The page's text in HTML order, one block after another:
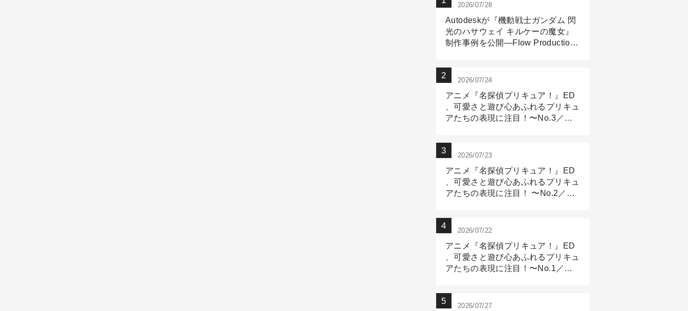
2026/07/28
Autodeskが『機動戦士ガンダム 閃
光のハサウェイ キルケーの魔女』
制作事例を公開―Flow Production
2026/07/24
アニメ『名探偵プリキュア！』ED
、可愛さと遊び心あふれるプリキュ
アたちの表現に注目！〜No.3／ア
2026/07/23
アニメ『名探偵プリキュア！』ED
、可愛さと遊び心あふれるプリキュ
アたちの表現に注目！ 〜No.2／モ
2026/07/22
アニメ『名探偵プリキュア！』ED
、可愛さと遊び心あふれるプリキュ
アたちの表現に注目！〜No.1／演
2026/07/27